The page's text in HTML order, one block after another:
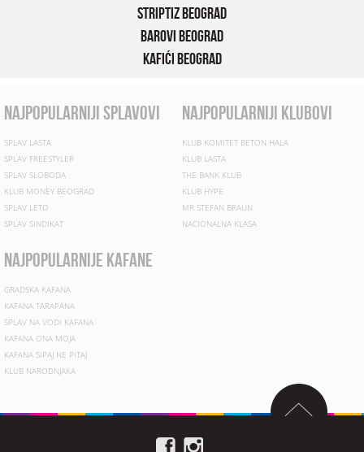
Striptiz Beograd
Barovi Beograd
Kafići Beograd
najpopularniji splavovi
SPLAV LASTA
SPLAV FREESTYLER
SPLAV SLOBODA
KLUB MONEY BEOGRAD
SPLAV LETO
SPLAV SINDIKAT
najpopularniji klubovi
KLUB KOMITET BETON HALA
KLUB LASTA
THE BANK KLUB
KLUB HYPE
MR STEFAN BRAUN
NACIONALNA KLASA
najpopularnije kafane
GRADSKA KAFANA
KAFANA TARAPANA
SPLAV NA VODI KAFANA
KAFANA ONA MOJA
KAFANA SIPAJ NE PITAJ
KLUB NARODNJAKA